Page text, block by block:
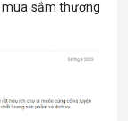
sắm thương